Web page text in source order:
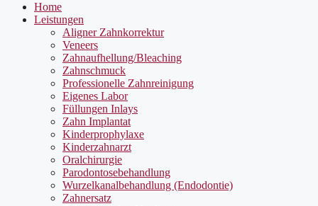
Home
Leistungen
Aligner Zahnkorrektur
Veneers
Zahnaufhellung/Bleaching
Zahnschmuck
Professionelle Zahnreinigung
Eigenes Labor
Füllungen Inlays
Zahn Implantat
Kinderprophylaxe
Kinderzahnarzt
Oralchirurgie
Parodontosebehandlung
Wurzelkanalbehandlung (Endodontie)
Zahnersatz